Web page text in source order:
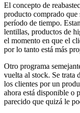
El concepto de
producto comprado que
período de tiempo.
lentillas, productos de
el momento en que el
por lo tanto está más
Otro programa
vuelta al stock. Se trata
los clientes por un
ahora está disponible o
parecido que quizá le